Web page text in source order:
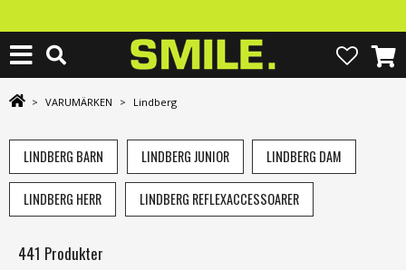
> VARUMÄRKEN > Lindberg
LINDBERG BARN LINDBERG JUNIOR LINDBERG DAM
LINDBERG HERR LINDBERG REFLEXACCESSOARER
441 Produkter